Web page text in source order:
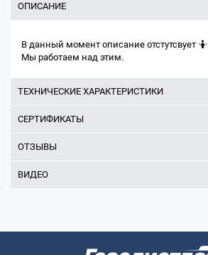
ОПИСАНИЕ
В данный момент описание отстутсвует 🤷
Мы работаем над этим.
ТЕХНИЧЕСКИЕ ХАРАКТЕРИСТИКИ
СЕРТИФИКАТЫ
ОТЗЫВЫ
ВИДЕО